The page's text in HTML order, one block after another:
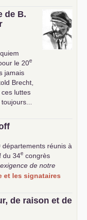
de B.
le 20e
jamais
Brecht,
ces luttes
réunis à
du 34e congrès
exigence de notre
et les signataires
de raison et de